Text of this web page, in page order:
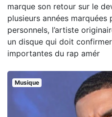
marque son retour sur le
plusieurs années marquées
personnels, l’artiste
un disque qui doit
importantes du rap amér
Musique